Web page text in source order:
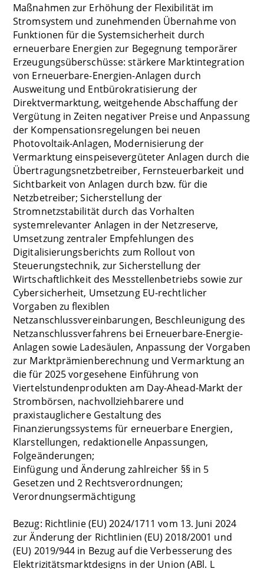
Maßnahmen zur Erhöhung der Flexibilität im
Stromsystem und zunehmenden Übernahme von
Funktionen für die Systemsicherheit durch
erneuerbare Energien zur Begegnung temporärer
Erzeugungsüberschüsse: stärkere Marktintegration
von Erneuerbare-Energien-Anlagen durch
Ausweitung und Entbürokratisierung der
Direktvermarktung, weitgehende Abschaffung der
Vergütung in Zeiten negativer Preise und Anpassung
der Kompensationsregelungen bei neuen
Photovoltaik-Anlagen, Modernisierung der
Vermarktung einspeisevergüteter Anlagen durch die
Übertragungsnetzbetreiber, Fernsteuerbarkeit und
Sichtbarkeit von Anlagen durch bzw. für die
Netzbetreiber; Sicherstellung der
Stromnetzstabilität durch das Vorhalten
systemrelevanter Anlagen in der Netzreserve,
Umsetzung zentraler Empfehlungen des
Digitalisierungsberichts zum Rollout von
Steuerungstechnik, zur Sicherstellung der
Wirtschaftlichkeit des Messtellenbetriebs sowie zur
Cybersicherheit, Umsetzung EU-rechtlicher
Vorgaben zu flexiblen
Netzanschlussvereinbarungen, Beschleunigung des
Netzanschlussverfahrens bei Erneuerbare-Energie-
Anlagen sowie Ladesäulen, Anpassung der Vorgaben
zur Marktprämienberechnung und Vermarktung an
die für 2025 vorgesehene Einführung von
Viertelstundenprodukten am Day-Ahead-Markt der
Strombörsen, nachvollziehbarere und
praxistauglichere Gestaltung des
Finanzierungssystems für erneuerbare Energien,
Klarstellungen, redaktionelle Anpassungen,
Folgeänderungen;
Einfügung und Änderung zahlreicher §§ in 5
Gesetzen und 2 Rechtsverordnungen;
Verordnungsermächtigung
Bezug: Richtlinie (EU) 2024/1711 vom 13. Juni 2024
zur Änderung der Richtlinien (EU) 2018/2001 und
(EU) 2019/944 in Bezug auf die Verbesserung des
Elektrizitätsmarktdesigns in der Union (ABl. L